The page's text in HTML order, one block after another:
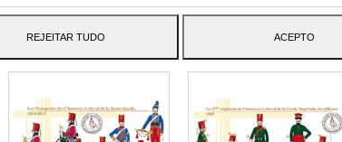
REJEITAR TUDO ACEPTO